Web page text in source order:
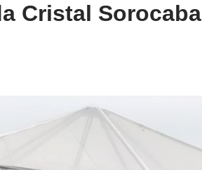
Cristal Sorocaba